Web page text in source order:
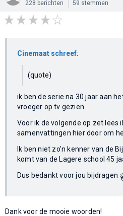
228 berichten 59 stemmen
Cinemaat schreef:
(quote)
ik ben de serie na 30 jaar aan
vroeger op tv gezien.
Voor ik de volgende op zet lees
samenvattingen hier door om
Ik ben niet zo'n kenner van de
komt van de Lagere school 45
Dus bedankt voor jou bijdragen
Dank voor de mooie woorden!